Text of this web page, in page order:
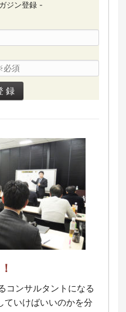
ジン登録 -
コンサルタントになる
ていけばいいのかを分